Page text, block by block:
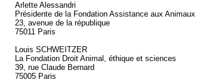
Arlette Alessandri
Présidente de la Fondation Assistance aux Animaux
23, avenue de la république
75011 Paris
Louis SCHWEITZER
La Fondation Droit Animal, éthique et sciences
39, rue Claude Bernard
75005 Paris